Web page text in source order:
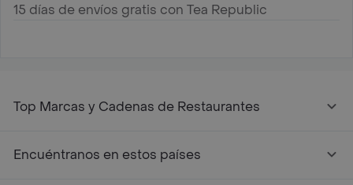
15 días de envíos gratis con Tea Republic
Top Marcas y Cadenas de Restaurantes
Encuéntranos en estos países